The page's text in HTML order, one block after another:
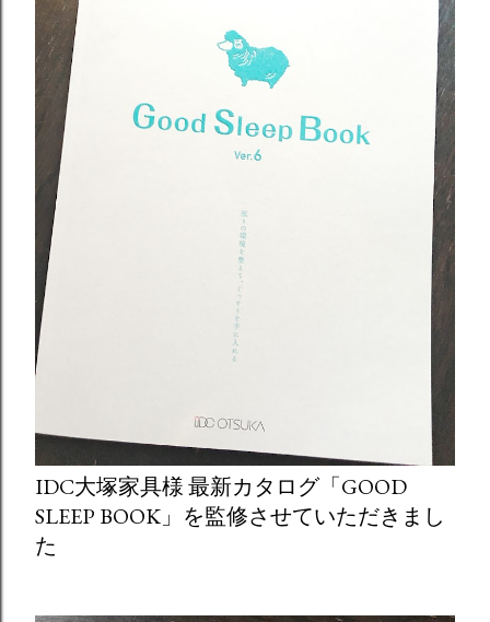
IDC大塚家具様 最新カタログ「GOOD
SLEEP BOOK」を監修させていただきまし
た